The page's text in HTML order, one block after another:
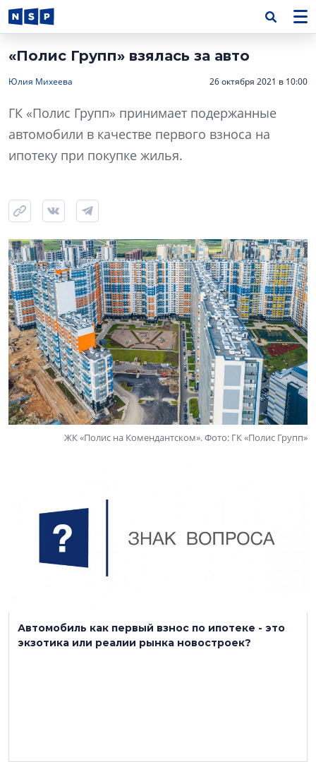
«Полис Групп» взялась за авто
Юлия Михеева 26 октября 2021 в 10:00
ГК «Полис Групп» принимает подержанные
автомобили в качестве первого взноса на
ипотеку при покупке жилья.
ЖК «Полис на Комендантском». Фото: ГК «Полис Групп»
Автомобиль как первый взнос по ипотеке - это
экзотика или реалии рынка новостроек?